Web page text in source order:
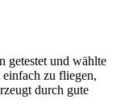
getestet und wählte
zu fliegen,
durch gute